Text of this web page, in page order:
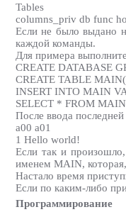
Tables
columns_priv db func
Если не было выдано
каждой команды.
Для примера
CREATE DATABASE
CREATE TABLE
INSERT INTO MAIN
SELECT * FROM
После ввода
a00 a01
1 Hello world!
Если так и
именем MAIN,
Настало время
Если по каким-либо
Программирование